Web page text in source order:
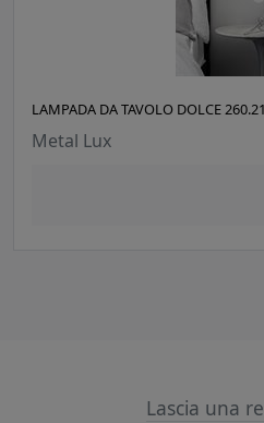
LAMPADA DA TAVOLO DOLCE
Metal Lux
Lascia una